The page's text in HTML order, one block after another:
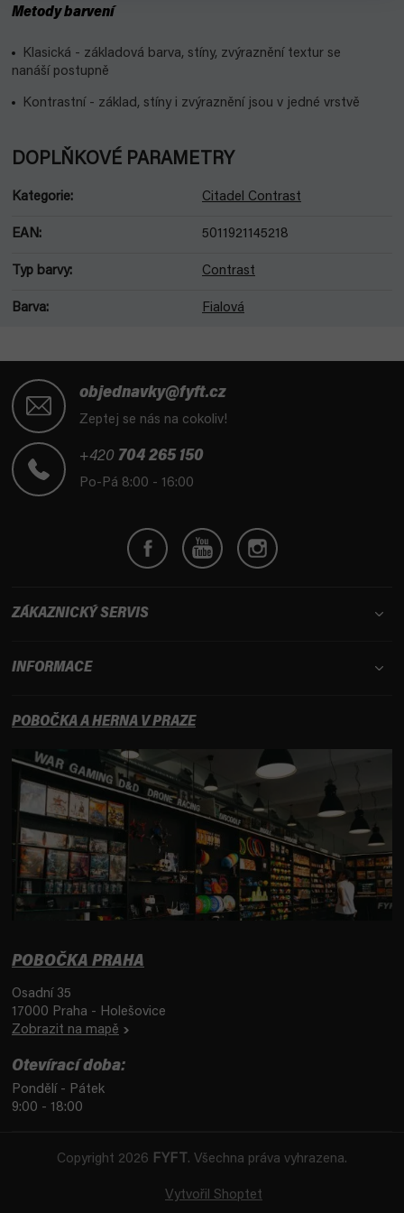
Metody barvení
Klasická - základová barva, stíny, zvýraznění textur se
nanáší postupně
Kontrastní - základ, stíny i zvýraznění jsou v jedné vrstvě
DOPLŇKOVÉ PARAMETRY
Kategorie: Citadel Contrast
EAN: 5011921145218
Typ barvy: Contrast
Barva: Fialová
objednavky@fyft.cz
Zeptej se nás na cokoliv!
+420 704 265 150
Po-Pá 8:00 - 16:00
ZÁKAZNICKÝ SERVIS
INFORMACE
POBOČKA A HERNA V PRAZE
POBOČKA PRAHA
Osadní 35
17000 Praha - Holešovice
Zobrazit na mapě
Otevírací doba:
Pondělí - Pátek
9:00 - 18:00
Vytvořil Shoptet
Copyright 2026 FYFT . Všechna práva vyhrazena.